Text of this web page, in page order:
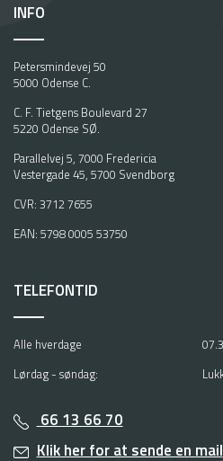
INFO
Petersmindevej 50
5000 Odense C.
C. F. Tietgens Boulevard 27
5220 Odense SØ.
Parallelvej 5, 7000 Fredericia
Vestergade 45, 5700 Svendborg
CVR: 3712 7655
EAN: 5798 0005 53750
TELEFONTID
Alle hverdage
Lørdag - søndag:
66 13 66 70
Klik her for at sende en mail